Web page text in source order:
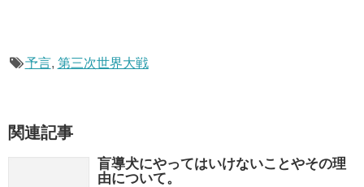
予言, 第三次世界大戦
関連記事
盲導犬にやってはいけないことやその理
由について。